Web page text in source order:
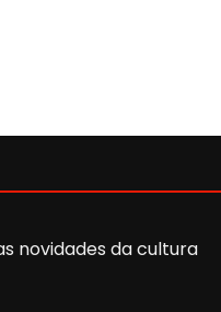
novidades da cultura